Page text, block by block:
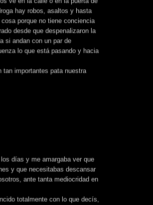
hay robos, asaltos y hasta
porque no tiene conciencia
desde que despenalizaron la
si andan con un par de
lo que está pasando y hacia
tan importantes pata nuestra
días y me amargaba ver que
y que necesitabas descansar
ante tanta mediocridad en
totalmente con lo que decís,